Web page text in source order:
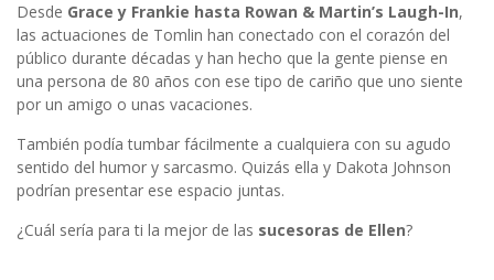
Desde Grace y Frankie hasta Rowan & Martin’s Laugh-In,
las actuaciones de Tomlin han conectado con el corazón del
público durante décadas y han hecho que la gente piense en
una persona de 80 años con ese tipo de cariño que uno siente
por un amigo o unas vacaciones.
También podía tumbar fácilmente a cualquiera con su agudo
sentido del humor y sarcasmo. Quizás ella y Dakota Johnson
podrían presentar ese espacio juntas.
¿Cuál sería para ti la mejor de las sucesoras de Ellen?